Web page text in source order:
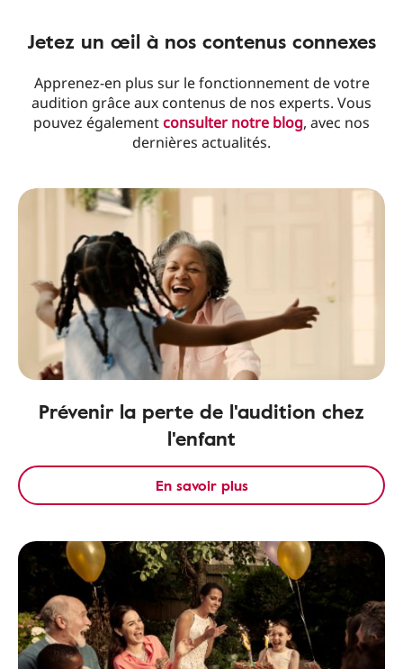
Jetez un œil à nos contenus connexes
Apprenez-en plus sur le fonctionnement de votre
audition grâce aux contenus de nos experts. Vous
pouvez égalementconsulter notre blog, avec nos
dernières actualités.
Prévenir la perte de l'audition chez
l'enfant
En savoir plus